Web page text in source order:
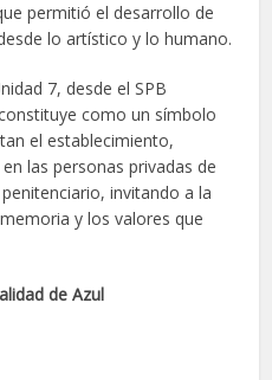
permitió el desarrollo de
lo artístico y lo humano.
7, desde el SPB
como un símbolo
el establecimiento,
las personas privadas de
invitando a la
y los valores que
de Azul